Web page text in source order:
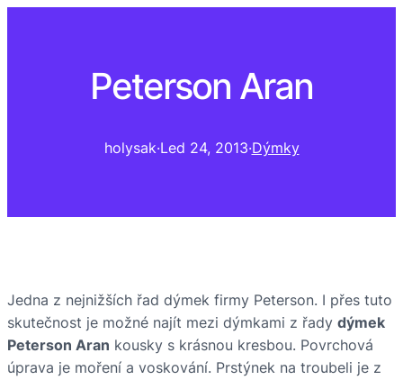
Peterson Aran
holysak·Led 24, 2013·Dýmky
Jedna z nejnižších řad dýmek firmy Peterson. I přes tuto
skutečnost je možné najít mezi dýmkami z řady dýmek
Peterson Aran kousky s krásnou kresbou. Povrchová
úprava je moření a voskování. Prstýnek na troubeli je z